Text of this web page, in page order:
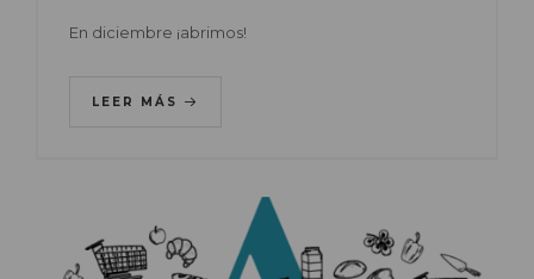
En diciembre ¡abrimos!
LEER MÁS